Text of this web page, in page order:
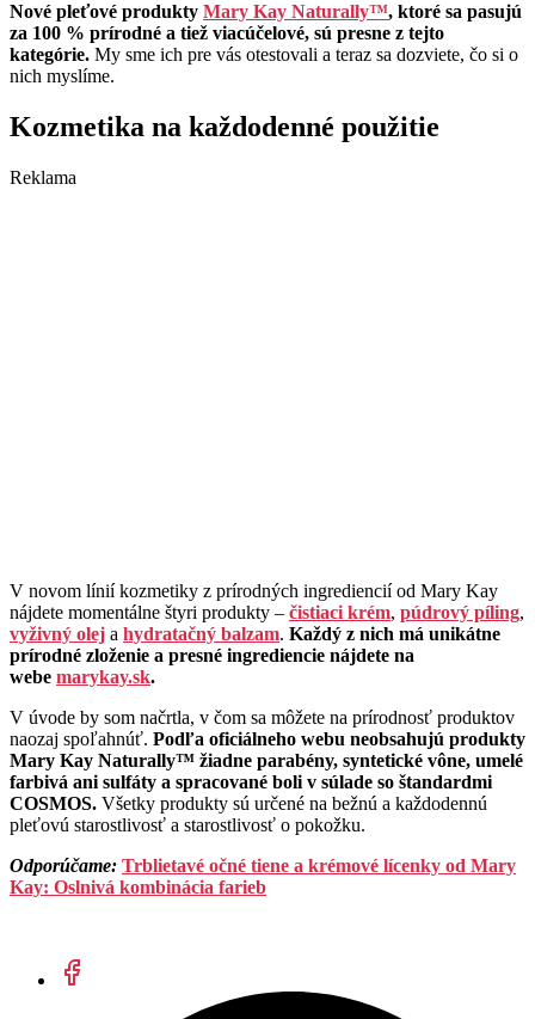
Nové pleťové produkty Mary Kay Naturally™, ktoré sa pasujú
za 100 % prírodné a tiež viacúčelové, sú presne z tejto
kategórie. My sme ich pre vás otestovali a teraz sa dozviete, čo si o
nich myslíme.
Kozmetika na každodenné použitie
Reklama
V novom línií kozmetiky z prírodných ingrediencií od Mary Kay
nájdete momentálne štyri produkty – čistiaci krém, púdrový píling,
vyživný olej a hydratačný balzam. Každý z nich má unikátne
prírodné zloženie a presné ingrediencie nájdete na
webe marykay.sk.
V úvode by som načrtla, v čom sa môžete na prírodnosť produktov
naozaj spoľahnúť. Podľa oficiálneho webu neobsahujú produkty
Mary Kay Naturally™ žiadne parabény, syntetické vône, umelé
farbivá ani sulfáty a spracované boli v súlade so štandardmi
COSMOS. Všetky produkty sú určené na bežnú a každodennú
pleťovú starostlivosť a starostlivosť o pokožku.
Odporúčame: Trblietavé očné tiene a krémové lícenky od Mary
Kay: Oslnivá kombinácia farieb